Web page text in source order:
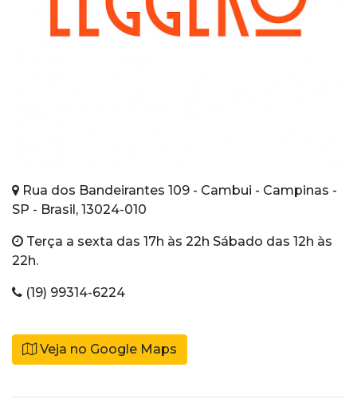
Rua dos Bandeirantes 109 - Cambui - Campinas -
SP - Brasil, 13024-010
Terça a sexta das 17h às 22h Sábado das 12h às
22h.
(19) 99314-6224
Veja no Google Maps